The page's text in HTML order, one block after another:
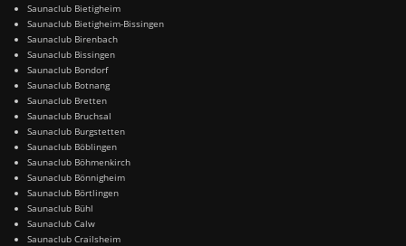
Saunaclub Bietigheim
Saunaclub Bietigheim-Bissingen
Saunaclub Birenbach
Saunaclub Bissingen
Saunaclub Bondorf
Saunaclub Botnang
Saunaclub Bretten
Saunaclub Bruchsal
Saunaclub Burgstetten
Saunaclub Böblingen
Saunaclub Böhmenkirch
Saunaclub Bönnigheim
Saunaclub Börtlingen
Saunaclub Bühl
Saunaclub Calw
Saunaclub Crailsheim